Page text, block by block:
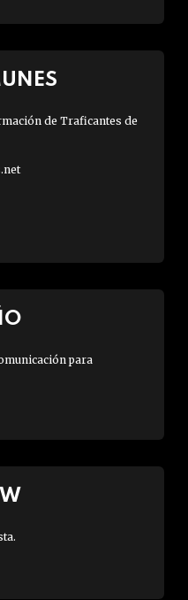
de Traficantes de
para